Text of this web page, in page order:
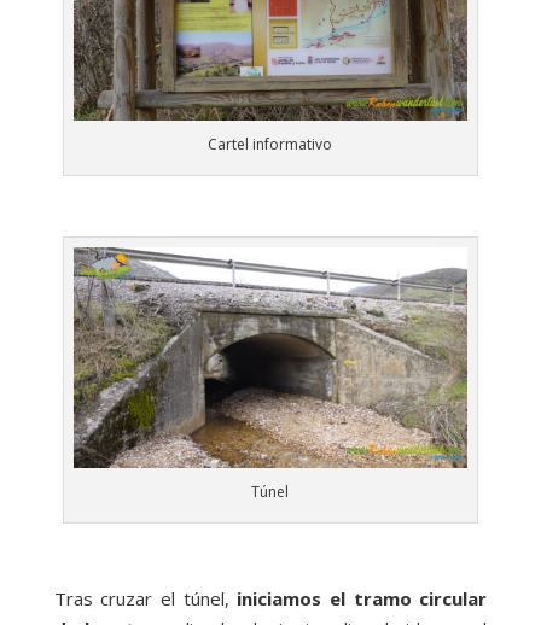
Cartel informativo
Túnel
Tras cruzar el túnel, iniciamos el tramo circular